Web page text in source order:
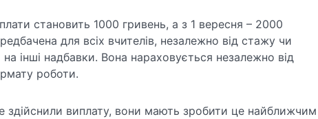
становить 1000 гривень, а з 1 вересня – 2000
для всіх вчителів, незалежно від стажу чи
інші надбавки. Вона нараховується незалежно від
роботи.
виплату, вони мають зробити це найближчим